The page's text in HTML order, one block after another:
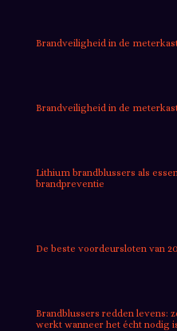
Brandveiligheid in de
Brandveiligheid in de
Lithium brandblussers als
brandpreventie
De beste voordeursloten van
Brandblussers redden levens:
werkt wanneer het écht nodig